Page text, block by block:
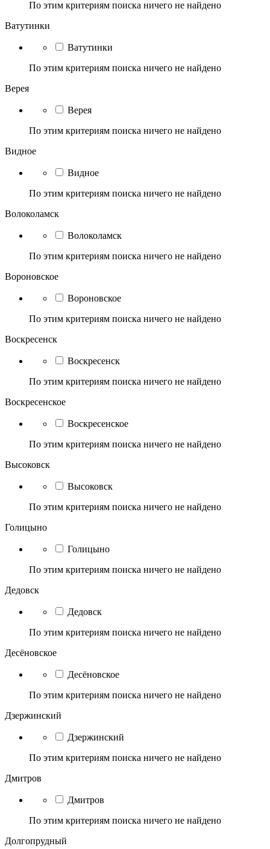
По этим критериям поиска ничего не найдено
Ватутинки
Ватутинки
По этим критериям поиска ничего не найдено
Верея
Верея
По этим критериям поиска ничего не найдено
Видное
Видное
По этим критериям поиска ничего не найдено
Волоколамск
Волоколамск
По этим критериям поиска ничего не найдено
Вороновское
Вороновское
По этим критериям поиска ничего не найдено
Воскресенск
Воскресенск
По этим критериям поиска ничего не найдено
Воскресенское
Воскресенское
По этим критериям поиска ничего не найдено
Высоковск
Высоковск
По этим критериям поиска ничего не найдено
Голицыно
Голицыно
По этим критериям поиска ничего не найдено
Дедовск
Дедовск
По этим критериям поиска ничего не найдено
Десёновское
Десёновское
По этим критериям поиска ничего не найдено
Дзержинский
Дзержинский
По этим критериям поиска ничего не найдено
Дмитров
Дмитров
По этим критериям поиска ничего не найдено
Долгопрудный